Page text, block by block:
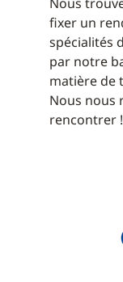
fixer un
spécialités
par notre
matière de
Nous nous
rencontrer !